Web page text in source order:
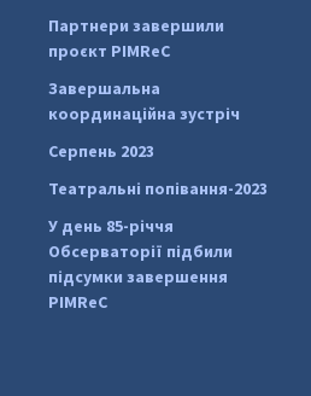
pimrec_project
Партнери завершили
проєкт PIMReC
Завершальна
координаційна зустріч
Серпень 2023
Театральні попівання-2023
У день 85-річчя
Обсерваторії підбили
підсумки завершення
PIMReC